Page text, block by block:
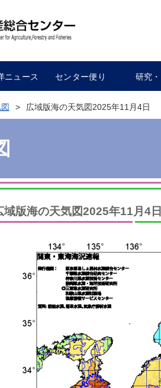
ニュース センター便り 研究
広域版海の天気図2025年11月4日
域版海の天気図2025年11月4日